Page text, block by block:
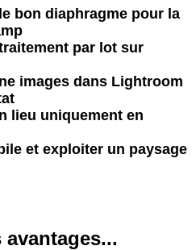
bon diaphragme pour la
par lot sur
images dans Lightroom
lieu uniquement en
et exploiter un paysage
avantages...